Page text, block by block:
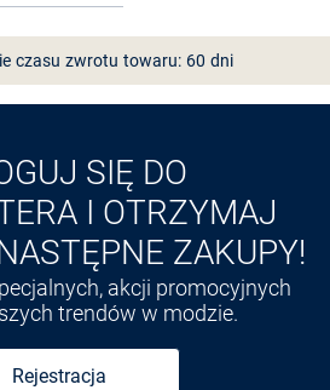
czasu zwrotu towaru: 60 dni
aplikację VANGRAAF
SIĘ DO
I OTRZYMAJ
ZAKUPY!
akcji promocyjnych
trendów w modzie.
Rejestracja